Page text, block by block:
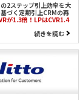
2ステップ引上効率を大
づく定期引上CRMの再
が1.3倍！LPはCVR1.4
続きを読む